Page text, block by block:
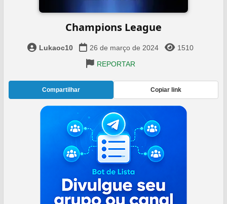
Champions League
Lukaoc10 26 de março de 2024
1510
REPORTAR
Compartilhar Copiar link